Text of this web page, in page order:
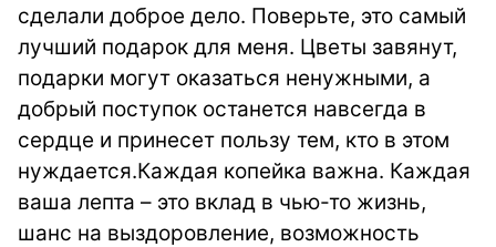
сделали доброе дело. Поверьте, это самый
лучший подарок для меня. Цветы завянут,
подарки могут оказаться ненужными, а
добрый поступок останется навсегда в
сердце и принесет пользу тем, кто в этом
нуждается.Каждая копейка важна. Каждая
ваша лепта – это вклад в чью-то жизнь,
шанс на выздоровление, возможность